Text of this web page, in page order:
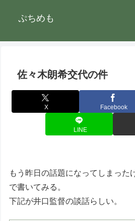
ぷちめも
佐々木朗希交代の件
X Facebook
LINE
もう昨日の話題になってしまった
で書いてみる。
下記が井口監督の談話らしい。